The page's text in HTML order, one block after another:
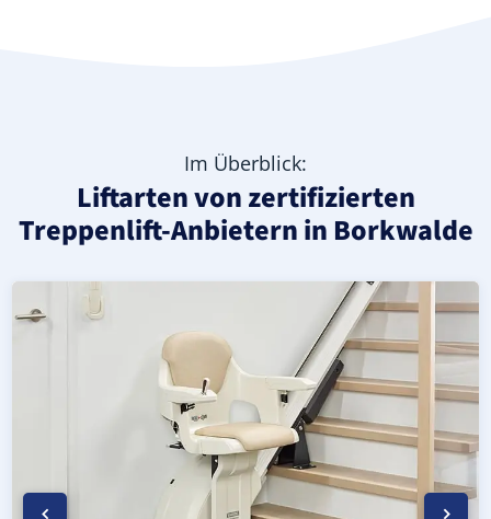
Im Überblick:
Liftarten von zertifizierten
Treppenlift-Anbietern in Borkwalde
Moderner gerader Treppenlift in Borkwalde
Geprüfter, gebrauchter Treppenlift für gerade
Neuer Treppenlift für gerade Treppen in Borkwalde